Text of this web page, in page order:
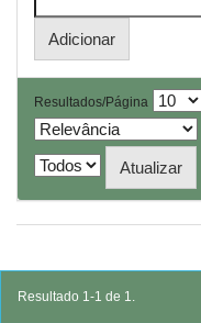
Resultados/Página
Resultado 1-1 de 1.